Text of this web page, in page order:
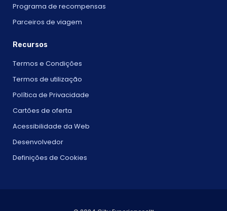
Programa de recompensas
Parceiros de viagem
Recursos
Termos e Condições
Termos de utilização
Política de Privacidade
Cartões de oferta
Acessibilidade da Web
Desenvolvedor
Definições de Cookies